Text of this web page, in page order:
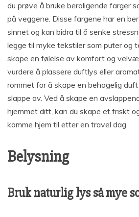
du prøve å bruke beroligende farger
på veggene. Disse fargene har en
sinnet og kan bidra til å senke
legge til myke tekstiler som puter og
skape en følelse av komfort og
vurdere å plassere duftlys eller
rommet for å skape en behagelig
slappe av. Ved å skape en
hjemmet ditt, kan du skape et friskt
komme hjem til etter en travel dag.
Belysning
Bruk naturlig lys så mye